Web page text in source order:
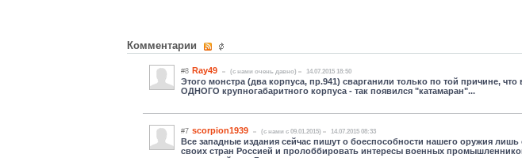
Комментарии
#8 Ray49 (c нами очень давно) 14.07.2015 18:50
Этого монстра (два корпуса, пр.941) сварганили только по той причине,
ОДНОГО крупногабаритного корпуса - так появился "катамаран"...
#7 scorpion1939 (c нами с 09.01.2015) 14.07.2015 08:33
Все западные издания сейчас пишут о боеспособности нашего оружия
своих стран Россией и пролоббировать интересы военных